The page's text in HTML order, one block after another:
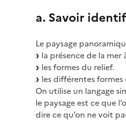
a. Savoir
Le paysage
la présence de la mer
les formes du relief.
les différentes
On utilise un langage
le paysage est ce que
dire ce qu’on ne voit